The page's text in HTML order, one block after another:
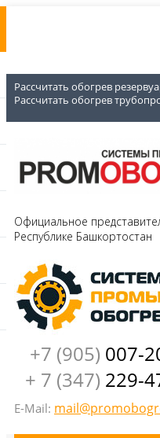
Рассчитать обогрев
Рассчитать обогрев
Официальное
Республике Башкортостан
+7 (905) 007-
+ 7 (347) 229-
E-Mail: